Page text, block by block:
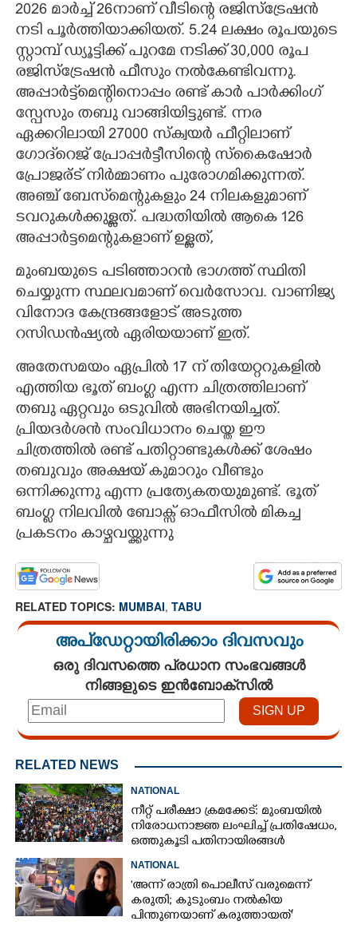
2026 മാർച്ച് 26നാണ് വീടിന്റെ രജിസ്ട്രേഷൻ
നടി പൂർത്തിയാക്കിയത്. 5.24 ലക്ഷം രൂപയുടെ
സ്റ്റാമ്പ് ഡ്യൂട്ടിക്ക് പുറമേ നടിക്ക് 30,000 രൂപ
രജിസ്ട്രേഷൻ ഫീസും നൽകേണ്ടിവന്നു.
അപ്പാർട്ട്മെന്റിനൊപ്പം രണ്ട് കാർ പാർക്കിംഗ്
സ്പേസും തബു വാങ്ങിയിട്ടുണ്ട്. ന്നര
ഏക്കറിലായി 27000 സ്ക്വയർ ഫീറ്റിലാണ്
ഗോദ്‌റെജ് പ്രോപ്പർട്ടീസിന്റെ സ്കൈഷോർ
പ്രോജര്ട് നിർമ്മാണം പുരോഗമിക്കുന്നത്.
അഞ്ച് ബേസ്‌മെന്റുകളും 24 നിലകളുമാണ്
ടവറുകൾക്കുള്ളത്. പദ്ധതിയിൽ ആകെ 126
അപ്പാർട്ടമെന്റുകളാണ് ഉള്ളത്,​
മുംബയുടെ പടിഞ്ഞാറൻ ഭാഗത്ത് സ്ഥിതി
ചെയ്യുന്ന സ്ഥലവമാണ് വെർസോവ. വാണിജ്യ
വിനോദ കേന്ദ്രങ്ങളോട് അടുത്ത
റസിഡൻഷ്യൽ ഏരിയയാണ് ഇത്.
അതേസമയം ഏപ്രിൽ 17 ന് തിയേറ്ററുകളിൽ
എത്തിയ ഭൂത് ബംഗ്ല എന്ന ചിത്രത്തിലാണ്
തബു ഏറ്റവും ഒടുവിൽ അഭിനയിച്ചത്.
പ്രിയദർശൻ സംവിധാനം ചെയ്ത ഈ
ചിത്രത്തിൽ രണ്ട് പതിറ്റാണ്ടുകൾക്ക് ശേഷം
തബുവും അക്ഷയ് കുമാറും വീണ്ടും
ഒന്നിക്കുന്നു എന്ന പ്രത്യേകതയുമുണ്ട്. ഭൂത്
ബംഗ്ല നിലവിൽ ബോക്സ് ഓഫീസിൽ മികച്ച
പ്രകടനം കാഴ്ചവയ്ക്കുന്നു
RELATED TOPICS: MUMBAI, TABU
അപ്ഡേറ്റായിരിക്കാം ദിവസവും
ഒരു ദിവസത്തെ പ്രധാന സംഭവങ്ങൾ
നിങ്ങളുടെ ഇൻബോക്സിൽ
RELATED NEWS
NATIONAL
നീറ്റ് പരീക്ഷാ ക്രമക്കേട്: മുംബയിൽ
നിരോധനാജ്ഞ ലംഘിച്ച് പ്രതിഷേധം,
ഒത്തുകൂടി പതിനായിരങ്ങൾ
NATIONAL
'അന്ന് രാത്രി പൊലീസ് വരുമെന്ന്
കരുതി; കുടുംബം നൽകിയ
പിന്തുണയാണ് കരുത്തായത്'